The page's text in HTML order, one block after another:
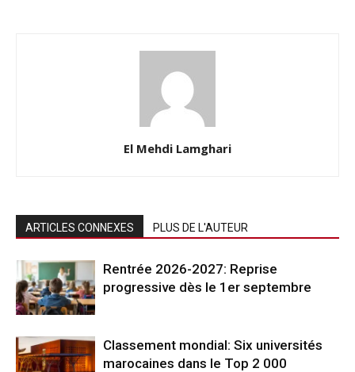
El Mehdi Lamghari
ARTICLES CONNEXES PLUS DE L'AUTEUR
Rentrée 2026-2027: Reprise
progressive dès le 1er septembre
Classement mondial: Six universités
marocaines dans le Top 2 000